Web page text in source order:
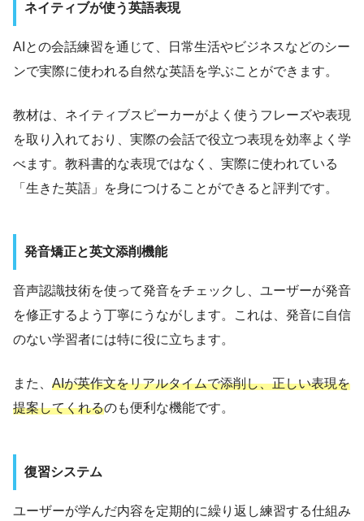
ネイティブが使う英語表現
AIとの会話練習を通じて、日常生活やビジネスなどのシー
ンで実際に使われる自然な英語を学ぶことができます。
教材は、ネイティブスピーカーがよく使うフレーズや表現
を取り入れており、実際の会話で役立つ表現を効率よく学
べます。教科書的な表現ではなく、実際に使われている
「生きた英語」を身につけることができると評判です。
発音矯正と英文添削機能
音声認識技術を使って発音をチェックし、ユーザーが発音
を修正するよう丁寧にうながします。これは、発音に自信
のない学習者には特に役に立ちます。
また、 AIが英作文をリアルタイムで添削し、正しい表現を
提案してくれるのも便利な機能です。
復習システム
ユーザーが学んだ内容を定期的に繰り返し練習する仕組み